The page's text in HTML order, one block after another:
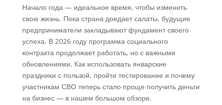
Начало года — идеальное время, чтобы изменить
свою жизнь. Пока страна доедает салаты, будущие
предприниматели закладывают фундамент своего
успеха. В 2026 году программа социального
контракта продолжает работать, но с важными
обновлениями. Как использовать январские
праздники с пользой, пройти тестирование и почему
участникам СВО теперь стало проще получить деньги
на бизнес — в нашем большом обзоре.